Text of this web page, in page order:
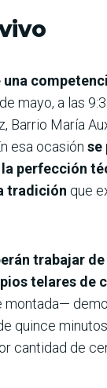
mayo, a las
Barrio María
esa ocasión se
perfección
tradición que
trabajar
telares de
montada—
quince
cantidad de